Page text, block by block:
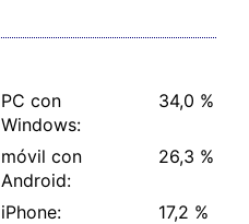
PC con
Windows:
34,0 %
móvil con
Android:
26,3 %
iPhone:
17,2 %